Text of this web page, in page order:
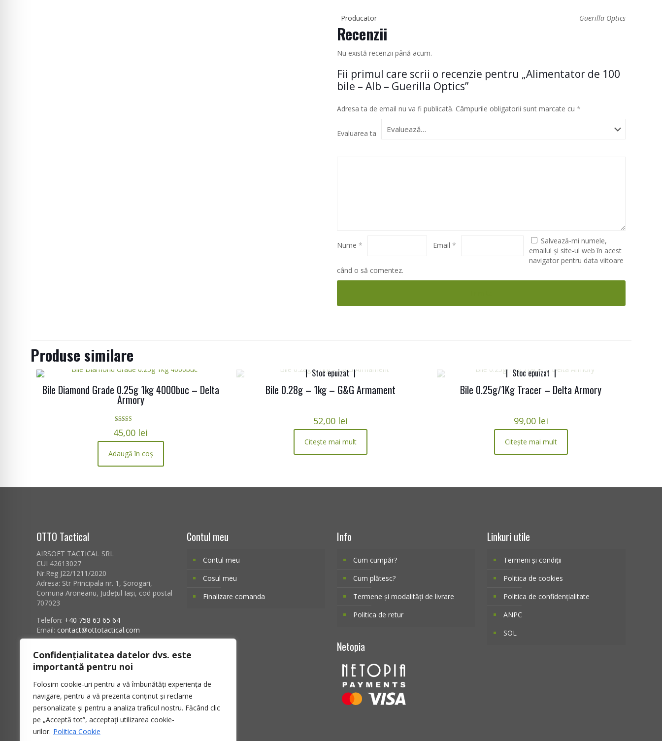
Confidențialitatea datelor dvs. este
importantă pentru noi
Folosim cookie-uri pentru a vă îmbunătăți experiența de
navigare, pentru a vă prezenta conținut și reclame
personalizate și pentru a analiza traficul nostru. Făcând clic
pe „Acceptă tot”, acceptați utilizarea cookie-
urilor. Politica Cookie
Producator Guerilla Optics
Recenzii
Nu există recenzii până acum.
Fii primul care scrii o recenzie pentru „Alimentator de 100
bile – Alb – Guerilla Optics”
Adresa ta de email nu va fi publicată. Câmpurile obligatorii sunt marcate cu *
Evaluarea ta
Nume * Email*
Salvează-mi numele,
emailul și site-ul web în acest
navigator pentru data viitoare
când o să comentez.
Produse similare
Bile Diamond Grade 0.25g 1kg 4000buc – Delta
Armory
Evaluat la
5.00
din 5
45,00 lei
Adaugă în coș
Stoc epuizat
Bile 0.28g – 1kg – G&G Armament
52,00 lei
Citește mai mult
Stoc epuizat
Bile 0.25g/1Kg Tracer – Delta Armory
99,00 lei
Citește mai mult
OTTO Tactical
AIRSOFT TACTICAL SRL
CUI 42613027
Nr.Reg J22/1211/2020
Adresa: Str Principala nr. 1 , Șorogari,
Comuna Aroneanu, Județul Iași, cod postal
707023
Telefon: +40 758 63 65 64
Email: contact@ottotactical.com
EUR: RO90INGB0000999910944189
RON: RO92INGB0000999910370398
Contul meu
Contul meu
Cosul meu
Finalizare comanda
Info
Cum cumpăr?
Cum plătesc?
Termene și modalități de livrare
Politica de retur
Netopia
Linkuri utile
Termeni și condiții
Politica de cookies
Politica de confidențialitate
ANPC
SOL